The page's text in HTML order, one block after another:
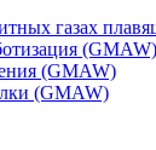
газах
(GMAW)
(GMAW)
(GMAW)